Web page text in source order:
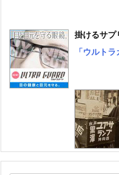
掛けるサ
「ウルトラ